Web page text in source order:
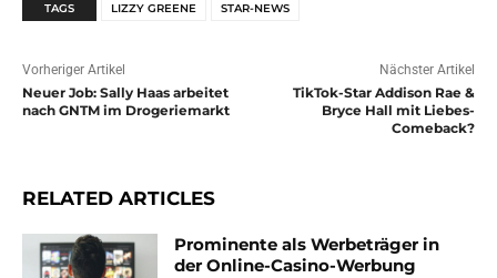
TAGS LIZZY GREENE STAR-NEWS
Vorheriger Artikel
Neuer Job: Sally Haas arbeitet
nach GNTM im Drogeriemarkt
Nächster Artikel
TikTok-Star Addison Rae &
Bryce Hall mit Liebes-
Comeback?
RELATED ARTICLES
Prominente als Werbeträger in
der Online-Casino-Werbung